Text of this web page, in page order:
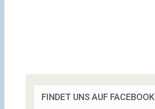
FINDET UNS AUF FACEBOOK